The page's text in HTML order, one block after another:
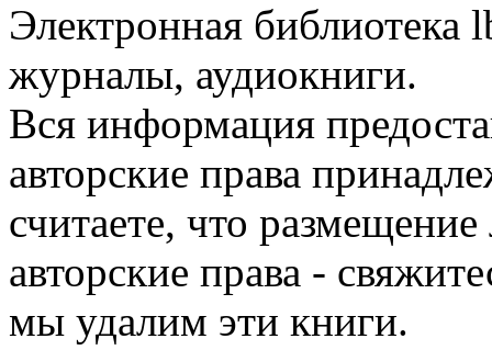
Электронная библиотека
журналы, аудиокниги.
Вся информация
авторские права
считаете, что
авторские права -
мы удалим эти книги.